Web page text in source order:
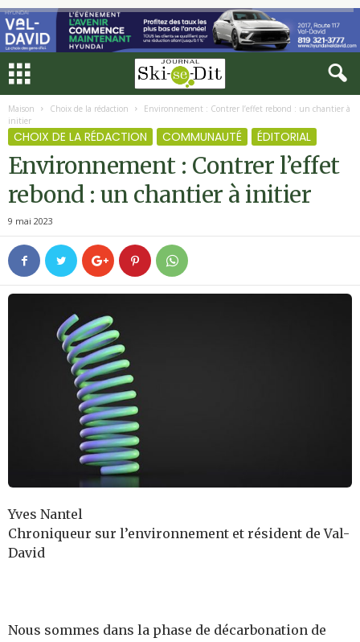
Maison Choix de la rédaction
Environnement : Contrer l’effet rebond : un chantier à
initier
CHOIX DE LA RÉDACTION COMMUNAUTÉ ÉDITORIAL
Environnement : Contrer l’effet
rebond : un chantier à initier
9 mai 2023
Yves Nantel
Chroniqueur sur l’environnement et résident de Val-
David
Nous sommes dans la phase de décarbonation de